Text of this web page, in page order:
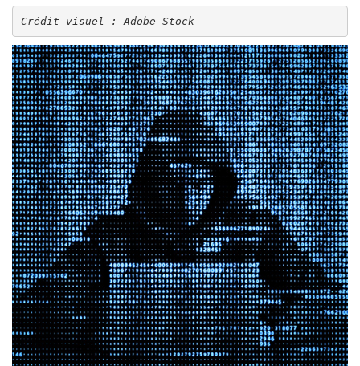
Crédit visuel : Adobe Stock
Image